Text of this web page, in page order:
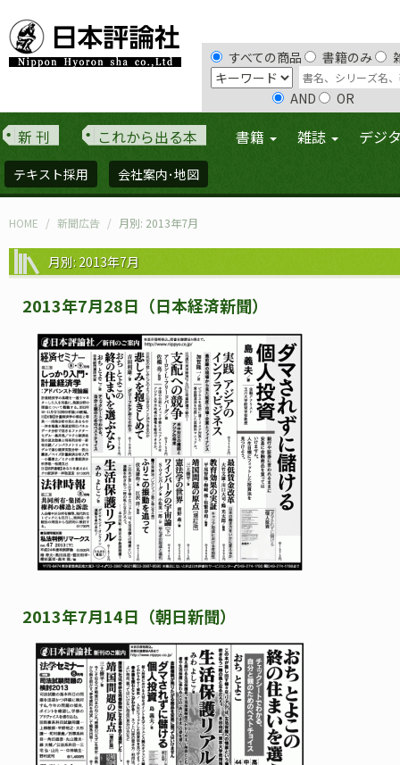
すべての商品 書籍のみ
AND OR
新 刊 これから出る本 書籍 雑誌 デジ
テキスト採用 会社案内･地図
HOME 新聞広告 月別: 2013年7月
月別: 2013年7月
2013年7月28日（日本経済新聞）
2013年7月14日（朝日新聞）